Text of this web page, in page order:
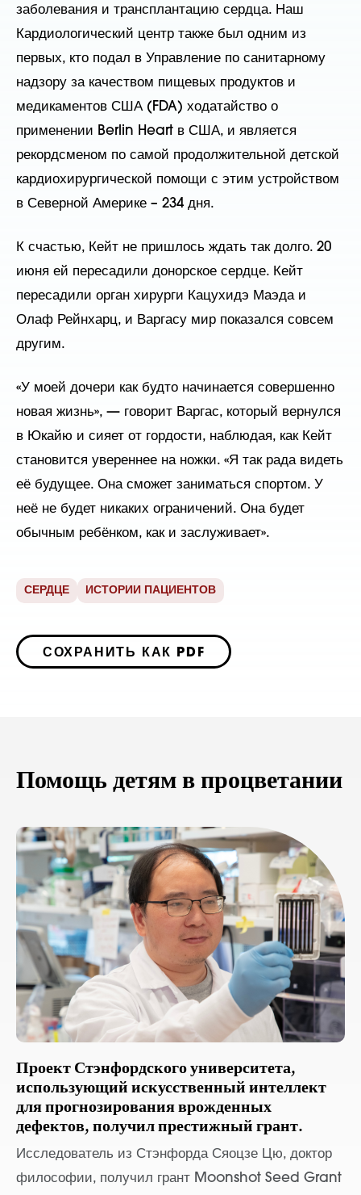
заболевания и трансплантацию сердца. Наш
Кардиологический центр также был одним из
первых, кто подал в Управление по санитарному
надзору за качеством пищевых продуктов и
медикаментов США (FDA) ходатайство о
применении Berlin Heart в США, и является
рекордсменом по самой продолжительной детской
кардиохирургической помощи с этим устройством
в Северной Америке – 234 дня.
К счастью, Кейт не пришлось ждать так долго. 20
июня ей пересадили донорское сердце. Кейт
пересадили орган хирурги Кацухидэ Маэда и
Олаф Рейнхарц, и Варгасу мир показался совсем
другим.
«У моей дочери как будто начинается совершенно
новая жизнь», — говорит Варгас, который вернулся
в Юкайю и сияет от гордости, наблюдая, как Кейт
становится увереннее на ножки. «Я так рада видеть
её будущее. Она сможет заниматься спортом. У
неё не будет никаких ограничений. Она будет
обычным ребёнком, как и заслуживает».
СЕРДЦЕ ИСТОРИИ ПАЦИЕНТОВ
СОХРАНИТЬ КАК PDF
Помощь детям в процветании
Проект Стэнфордского университета,
использующий искусственный интеллект
для прогнозирования врожденных
дефектов, получил престижный грант.
Исследователь из Стэнфорда Сяоцзе Цю, доктор
философии, получил грант Moonshot Seed Grant